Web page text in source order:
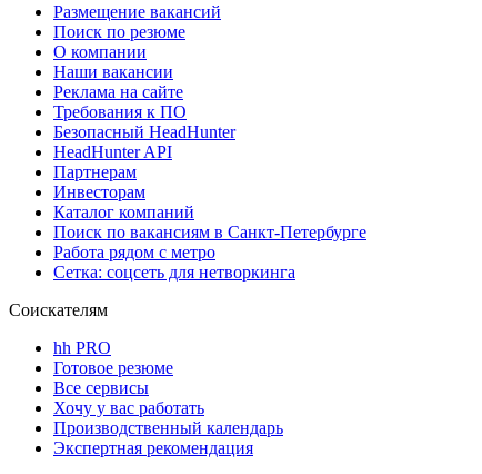
Размещение вакансий
Поиск по резюме
О компании
Наши вакансии
Реклама на сайте
Требования к ПО
Безопасный HeadHunter
HeadHunter API
Партнерам
Инвесторам
Каталог компаний
Поиск по вакансиям в Санкт-Петербурге
Работа рядом с метро
Сетка: соцсеть для нетворкинга
Соискателям
hh PRO
Готовое резюме
Все сервисы
Хочу у вас работать
Производственный календарь
Экспертная рекомендация